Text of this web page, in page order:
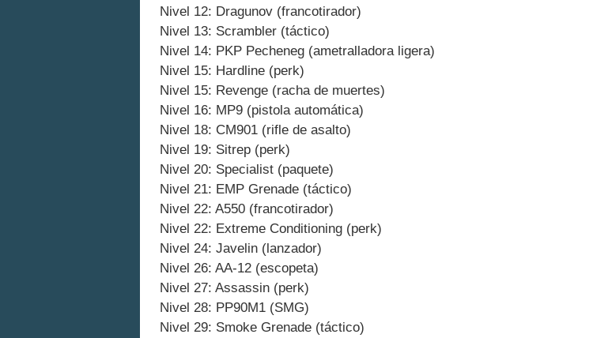
Nivel 12: Dragunov (francotirador)
Nivel 13: Scrambler (táctico)
Nivel 14: PKP Pecheneg (ametralladora ligera)
Nivel 15: Hardline (perk)
Nivel 15: Revenge (racha de muertes)
Nivel 16: MP9 (pistola automática)
Nivel 18: CM901 (rifle de asalto)
Nivel 19: Sitrep (perk)
Nivel 20: Specialist (paquete)
Nivel 21: EMP Grenade (táctico)
Nivel 22: A550 (francotirador)
Nivel 22: Extreme Conditioning (perk)
Nivel 24: Javelin (lanzador)
Nivel 26: AA-12 (escopeta)
Nivel 27: Assassin (perk)
Nivel 28: PP90M1 (SMG)
Nivel 29: Smoke Grenade (táctico)